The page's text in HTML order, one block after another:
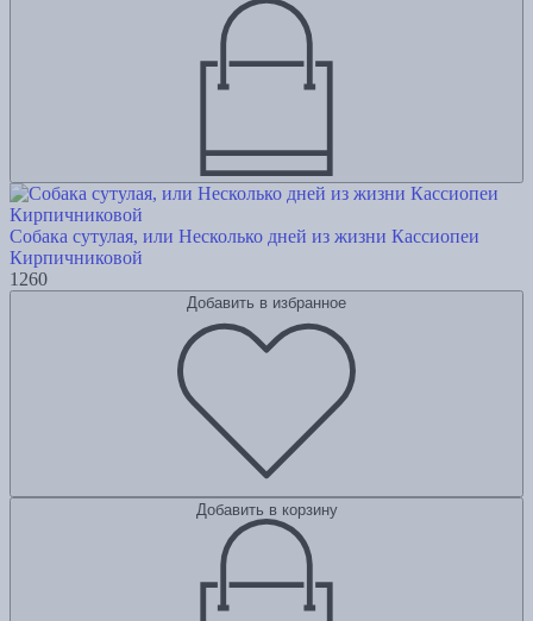
Собака сутулая, или Несколько дней из жизни Кассиопеи
Кирпичниковой
1260
Добавить в избранное
Добавить в корзину